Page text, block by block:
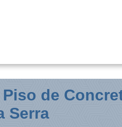
Vila Alpina - São Paulo / SP
de
Serra